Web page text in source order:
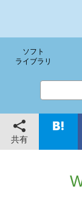
ソフト
ライブラリ
共有